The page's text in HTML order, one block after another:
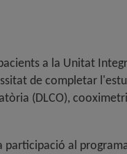
a la Unitat
de completar
(DLCO),
al